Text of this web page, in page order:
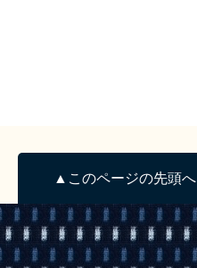
▲このページの先頭へ